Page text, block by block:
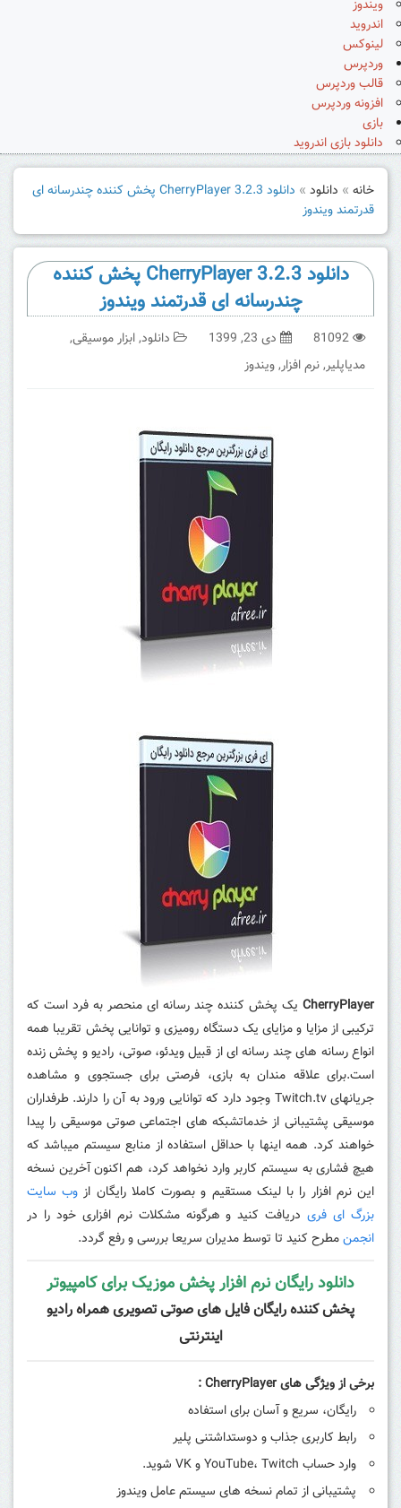
ویندوز
اندروید
لینوکس
وردپرس
قالب وردپرس
افزونه وردپرس
بازی
دانلود بازی اندروید
خانه » دانلود »
دانلود CherryPlayer 3.2.3 پخش کننده چندرسانه ای
قدرتمند ویندوز
دانلود CherryPlayer 3.2.3 پخش کننده
چندرسانه ای قدرتمند ویندوز
81092 دی 23, 1399 دانلود,ابزار موسیقی,
مدیاپلیر,نرم افزار,ویندوز
CherryPlayer یک پخش کننده چند رسانه ای منحصر به فرد است که
ترکیبی از مزایا و مزایای یک دستگاه رومیزی و توانایی پخش تقریبا همه
انواع رسانه های چند رسانه ای از قبیل ویدئو، صوتی، رادیو و پخش زنده
است.برای علاقه مندان به بازی، فرصتی برای جستجوی و مشاهده
جریانهای Twitch.tv وجود دارد که توانایی ورود به آن را دارند. طرفداران
موسیقی پشتیبانی از خدماتشبکه های اجتماعی صوتی موسیقی را پیدا
خواهند کرد. همه اینها با حداقل استفاده از منابع سیستم میباشد که
هیچ فشاری به سیستم کاربر وارد نخواهد کرد، هم اکنون آخرین نسخه
این نرم افزار را با لینک مستقیم و بصورت کاملا رایگان از وب سایت
بزرگ ای فریدریافت کنید و هرگونه مشکلات نرم افزاری خود را در
انجمنمطرح کنید تا توسط مدیران سریعا بررسی و رفع گردد.
دانلود رایگان نرم افزار پخش موزیک برای کامپیوتر
پخش کننده رایگان فایل های صوتی تصویری همراه رادیو
اینترنتی
برخی از ویژگی های CherryPlayer :
رایگان، سریع و آسان برای استفاده
رابط کاربری جذاب و دوستداشتنی پلیر
وارد حساب YouTube، Twitch و VK شوید.
پشتیبانی از تمام نسخه های سیستم عامل ویندوز